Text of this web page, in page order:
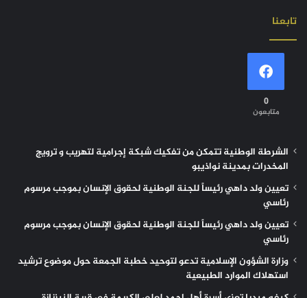
تابعنا
0
متابعون
الشرطة الوطنية تتمكن من تفكيك شبكة إجرامية لتهريب و ترويج
المخدرات بمدينة نواذيبو
تعيين ولد داهي رئيساً للجنة الوطنية لحقوق الإنسان بموجب مرسوم
رئاسي
تعيين ولد داهي رئيساً للجنة الوطنية لحقوق الإنسان بموجب مرسوم
رئاسي
وزارة الشؤون الإسلامية تدعو لتوحيد خطبة الجمعة حول موضوع ترشيد
استهلاك الموارد الطبيعية